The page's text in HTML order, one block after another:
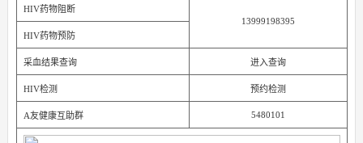
HIV药物阻断
13999198395
HIV药物预防
采血结果查询 进入查询
HIV检测 预约检测
A友健康互助群 5480101